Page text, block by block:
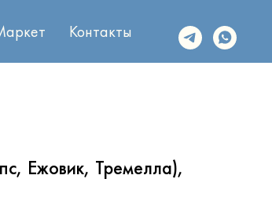
Контакты
Ежовик, Тремелла),